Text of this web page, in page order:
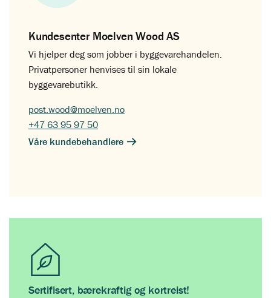
Kundesenter Moelven Wood AS
Vi hjelper deg som jobber i byggevarehandelen.
Privatpersoner henvises til sin lokale
byggevarebutikk.
post.wood@moelven.no
+47 63 95 97 50
Våre kundebehandlere
Sertifisert, bærekraftig og kortreist!